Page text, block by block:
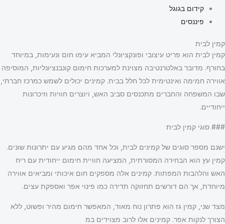
קידום בגוגל
פיננסים
קמין לבית
קמין לבית הוא פריט עיצובי ופונקציונלי המביא עימו חום ונעימות, במיוחד
בחורף. מדובר באלטרנטיבה מצוינת למערכות חימום קונבנציונליות, המוסיפה
אווירה חמימה ואינטימית לכל חלל בבית. קמינים יכולים לשמש כמרכז חברתי,
שבו המשפחה והחברים מתכנסים סביב האש, ויוצרים חוויות וזיכרונות
ייחודיים.
### סוגי קמין לבית
ישנם מספר סוגים של קמינים לבית, וכל אחד מהם מגיע עם יתרונות שונים.
קמין עץ הוא הבחירה המסורתית, המציעה חוויית חימום ייחודית עם ריח
האש והלהבות המפתות. קמינים אלה מספקים חום איכותי ומביאים אווירה
מיוחדת, אך הם דורשים תחזוקה תדירה כמו פינוי אפר ואספקת עצים.
מצד שני, קמין גז הוא פתרון נוח מאוד, המאפשר חימום מהיר ופשוט, ללא
הצורך לנקות אפר. קמינים אלו לרוב מצוידים במ